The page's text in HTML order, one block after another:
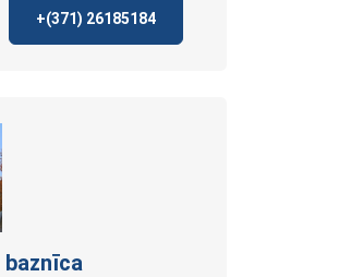
+(371) 26185184
baznīca